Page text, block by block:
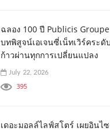
ฉลอง 100 ปี Publicis
บทพิสูจน์เอเจนซี่เน็ทเวิร์คระดั
ก้าวผ่านทุกการเปลี่ยนแปลง
July 22, 2026
395
เดอะมอลล์ไลฟ์สโตร์ เผยอินไ